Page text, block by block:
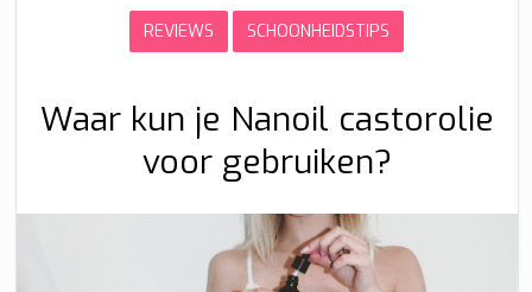
REVIEWS SCHOONHEIDSTIPS
Waar kun je Nanoil castorolie
voor gebruiken?